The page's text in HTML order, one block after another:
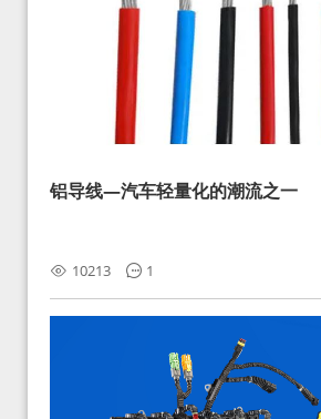
铝导线—汽车轻量化的潮流之一
10213 1